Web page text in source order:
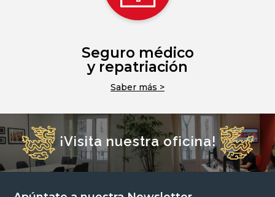
Seguro médico
y repatriación
Saber más >
¡Visita nuestra oficina!